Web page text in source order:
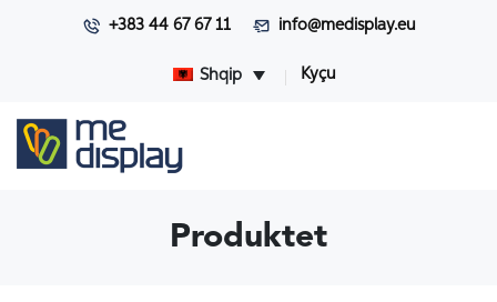
+383 44 67 67 11 info@medisplay.eu
Shqip Kyçu
Produktet